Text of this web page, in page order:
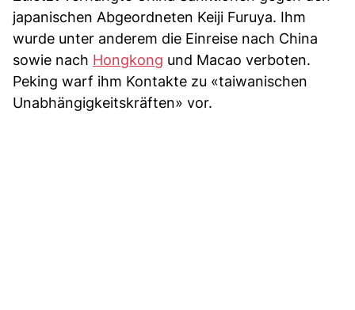
japanischen Abgeordneten Keiji Furuya. Ihm
wurde unter anderem die Einreise nach China
sowie nach Hongkong und Macao verboten.
Peking warf ihm Kontakte zu «taiwanischen
Unabhängigkeitskräften» vor.